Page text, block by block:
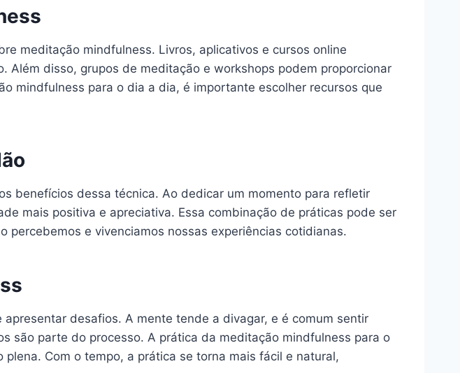
meditação mindfulness. Livros, aplicativos e cursos online
disso, grupos de meditação e workshops podem proporcionar
mindfulness para o dia a dia, é importante escolher recursos que
benefícios dessa técnica. Ao dedicar um momento para refletir
mais positiva e apreciativa. Essa combinação de práticas pode ser
e vivenciamos nossas experiências cotidianas.
desafios. A mente tende a divagar, e é comum sentir
são parte do processo. A prática da meditação mindfulness para o
Com o tempo, a prática se torna mais fácil e natural,